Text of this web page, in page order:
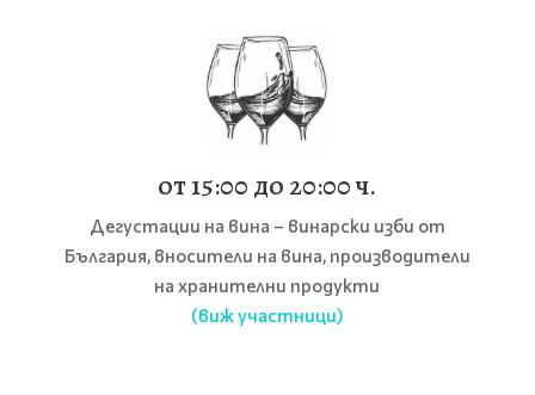
от 15:00 до 20:00 ч.
Дегустации на вина – винарски изби от
България, вносители на вина, производители
на хранителни продукти
(виж участници)